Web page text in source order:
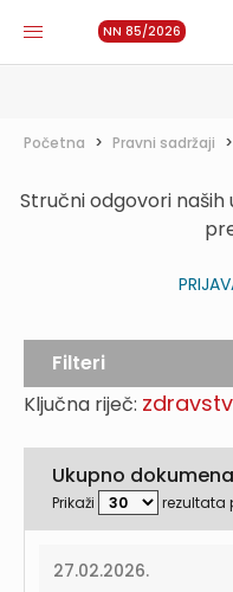
NN 85/2026
Početna > Pravni sadržaji >
Stručni odgovori
Ključna riječ:
Ukupno
Prikaži rezultata
27.02.2026.
Filteri